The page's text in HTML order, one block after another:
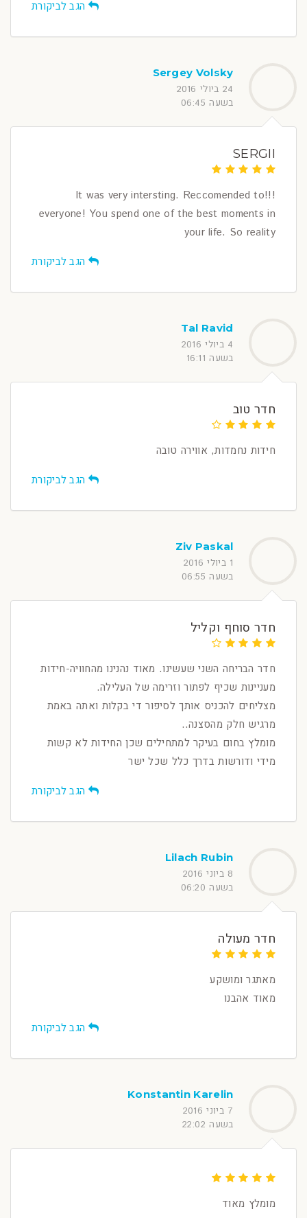
הגב לביקורת
Sergey Volsky
24 ביולי 2016
בשעה 06:45
SERGII
!!!It was very intersting. Reccomended to
everyone! You spend one of the best moments in
your life. So reality
הגב לביקורת
Tal Ravid
4 ביולי 2016
בשעה 16:11
חדר טוב
חידות נחמדות, אווירה טובה
הגב לביקורת
Ziv Paskal
1 ביולי 2016
בשעה 06:55
חדר סוחף וקליל
חדר הבריחה השני שעשינו. מאוד נהנינו מהחוויה-חידות
מעניינות שכיף לפתור וזרימה של העלילה.
מצליחים להכניס אותך לסיפור די בקלות ואתה באמת
מרגיש חלק מהסצנה..
מומלץ בחום בעיקר למתחילים שכן החידות לא קשות
מידי ודורשות בדרך כלל שכל ישר
הגב לביקורת
Lilach Rubin
8 ביוני 2016
בשעה 06:20
חדר מעולה
מאתגר ומושקע
מאוד אהבנו
הגב לביקורת
Konstantin Karelin
7 ביוני 2016
בשעה 22:02
מומלץ מאוד